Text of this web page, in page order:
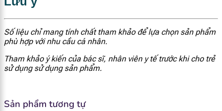
Số liệu chỉ mang tính chất tham khảo để lựa chọn sản phẩm
phù hợp với nhu cầu cá nhân.
Tham khảo ý kiến của bác sĩ, nhân viên y tế trước khi cho trẻ
sử dụng sử dụng sản phẩm.
Sản phẩm tương tự